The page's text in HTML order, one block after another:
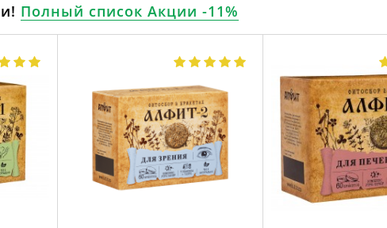
Полный список Акции -11%